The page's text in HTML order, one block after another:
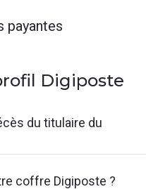
payantes
Digiposte
du titulaire du
coffre Digiposte ?